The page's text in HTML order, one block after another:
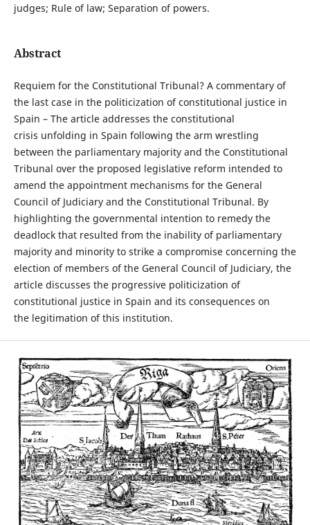
judges; Rule of law; Separation of powers.
Abstract
Requiem for the Constitutional Tribunal? A commentary of
the last case in the politicization of constitutional justice in
Spain – The article addresses the constitutional
crisis unfolding in Spain following the arm wrestling
between the parliamentary majority and the Constitutional
Tribunal over the proposed legislative reform intended to
amend the appointment mechanisms for the General
Council of Judiciary and the Constitutional Tribunal. By
highlighting the governmental intention to remedy the
deadlock that resulted from the inability of parliamentary
majority and minority to strike a compromise concerning the
election of members of the General Council of Judiciary, the
article discusses the progressive politicization of
constitutional justice in Spain and its consequences on
the legitimation of this institution.